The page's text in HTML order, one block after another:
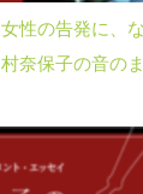
女性の告発に、
村奈保子の音の